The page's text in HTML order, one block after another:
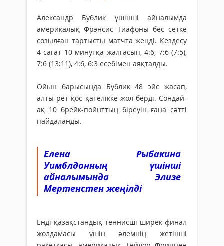
Александр Бублик үшінші айналымда
америкалық Фрэнсис Тиафоны бес сетке
созылған тартысты матчта жеңді. Кездесу
4 сағат 10 минутқа жалғасып, 4:6, 7:6 (7:5),
7:6 (13:11), 4:6, 6:3 есебімен аяқталды.
Ойын барысында Бублик 48 эйс жасап,
алты рет қос қателікке жол берді. Сондай-
ақ 10 брейк-пойнттың біреуін ғана сәтті
пайдаланды.
Елена Рыбакина
Уимблдонның үшінші
айналымында Элизе
Мертенстен жеңілді
Енді қазақстандық теннисші ширек финал
жолдамасы үшін әлемнің жетінші